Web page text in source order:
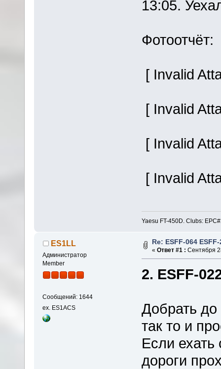
13:05.
Фотоотчёт:
[ Invalid
[ Invalid
[ Invalid
[ Invalid
Yaesu FT-450D. Clubs:
ES1LL
Администратор
Member
Сообщений: 1644
ex. ES1ACS
Re: ESFF-064
«Ответ #1 : Сентября
2. ESFF-
Добрать до
так то и
Если ехать
дороги